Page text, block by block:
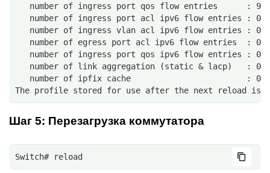
number of ingress port qos flow entries      : 9/
   number of ingress port acl ipv6 flow entries : 0/0
   number of ingress vlan acl ipv6 flow entries : 0/0
   number of egress port acl ipv6 flow entries  : 0/0
   number of ingress port qos ipv6 flow entries : 0/0
number of link aggregation (static & lacp)   : 0/
number of ipfix cache                        : 0/
The profile stored for use after the next reload is
Шаг 5: Перезагрузка коммутатора
Switch# reload